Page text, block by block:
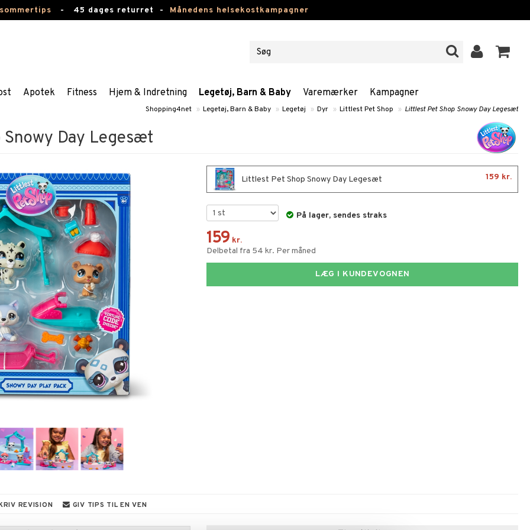
- 45 dages returret - Månedens helsekostkampagner
Apotek Fitness Hjem & Indretning Legetøj, Barn & Baby Varemærker Kampagner
Shopping4net » Legetøj, Barn & Baby » Legetøj » Dyr » Littlest Pet Shop » Littlest Pet Shop Snowy Day Legesæt
Day Legesæt
Littlest Pet Shop Snowy Day Legesæt 159 kr.
På lager, sendes straks
159 kr.
Delbetal fra 54 kr. Per måned
LÆG I KUNDEVOGNEN
REVISION GIV TIPS TIL EN VEN